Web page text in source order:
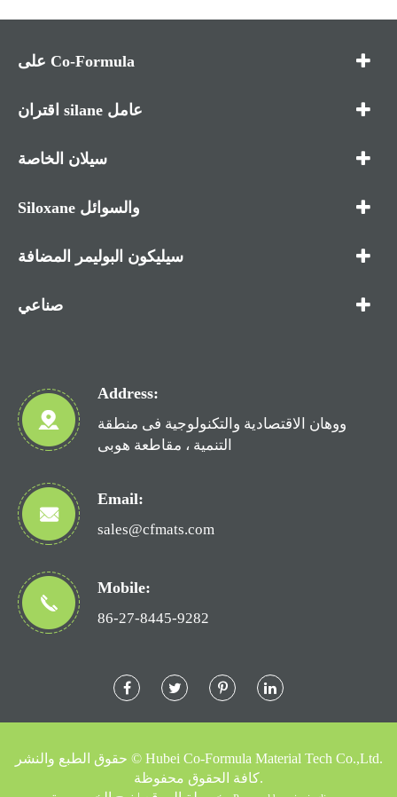
على Co-Formula
اقتران silane عامل
سيلان الخاصة
Siloxane والسوائل
سيليكون البوليمر المضافة
صناعي
Address:
ووهان الاقتصادية والتكنولوجية فى منطقة
التنمية ، مقاطعة هوبى
Email:
sales@cfmats.com
Mobile:
86-27-8445-9282
حقوق الطبع والنشر © Hubei Co-Formula Material Tech Co.,Ltd.
كافة الحقوق محفوظة.